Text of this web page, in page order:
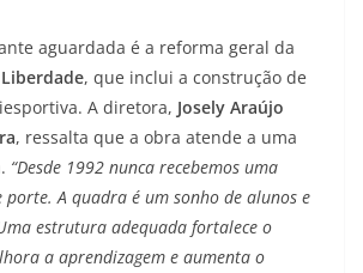
aguardada é a reforma geral da
, que inclui a construção de
A diretora, Josely Araújo
, ressalta que a obra atende a uma
“Desde 1992 nunca recebemos uma
porte. A quadra é um sonho de alunos e
estrutura adequada fortalece o
a aprendizagem e aumenta o